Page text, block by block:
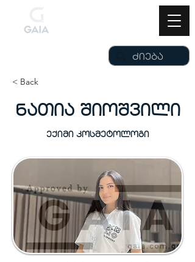
< Back
ნათია შიოშვილი
ექიმი კოსმეტოლოგი